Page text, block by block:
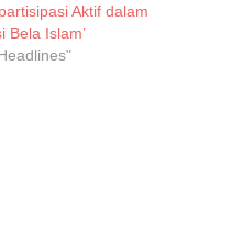
Aktif dalam
Bela Islam’